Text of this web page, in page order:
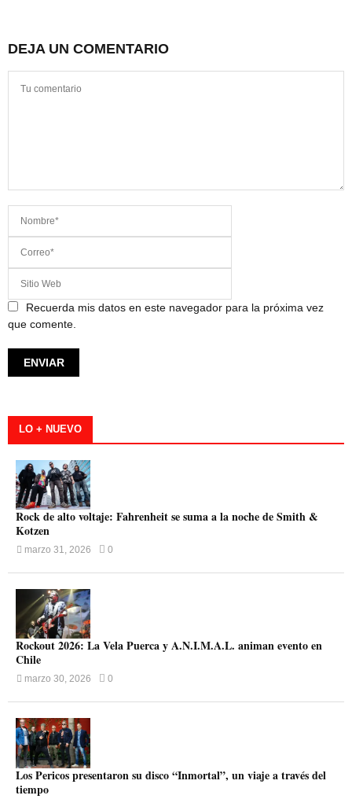
DEJA UN COMENTARIO
Recuerda mis datos en este navegador para la próxima vez
que comente.
LO + NUEVO
Rock de alto voltaje: Fahrenheit se suma a la noche de Smith &
Kotzen
marzo 31, 2026 0
Rockout 2026: La Vela Puerca y A.N.I.M.A.L. animan evento en
Chile
marzo 30, 2026 0
Los Pericos presentaron su disco “Inmortal”, un viaje a través del
tiempo